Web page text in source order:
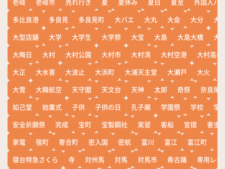
多比良港
多良見 多良見町 大バエ 大丸 大会 大分
大
大型店舗
大学 大学生 大学祭 大宝 大島 大島大橋
大
大晦日
大村 大村公園 大村市 大村湾 大村空港
大村高校
大正
大水害 大波止 大浜町 大浦天主堂 大瀬戸 大火
大雪
大韓航空 天守閣 天文台 天神 太郎 奇祭
奈良尾
如己堂
始業式 子供 子供の日 孔子廟 学園祭 学校
学
安全祈願祭
完成 宝町 宝製鋼社 実習 客船 宮摺
害虫
家電
宿町 寄合町 密入国 密航 富川 富江 富江町
寝台特急さくら
寺 対州馬 対馬 対馬市 寿古踊 専用レー